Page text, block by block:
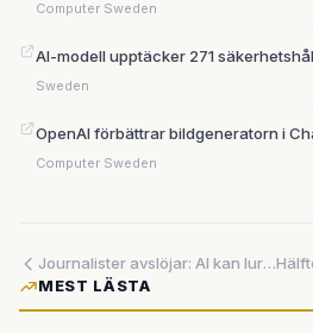
Computer Sweden
AI-modell upptäcker 271
Sweden
OpenAI förbättrar bildgeneratorn i
Computer Sweden
Journalister avslöjar: AI kan lura människor med skrämmande precision
MEST LÄSTA